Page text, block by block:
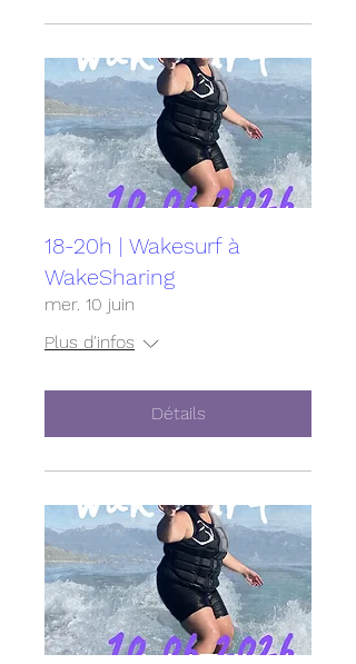
18-20h | Wakesurf à
WakeSharing
mer. 10 juin
Plus d'infos
Détails